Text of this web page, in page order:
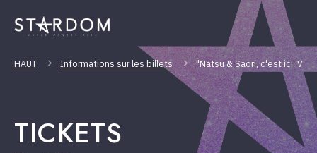
HAUT Informations sur les billets "Natsu & Saori, c'est ici.
TICKETS